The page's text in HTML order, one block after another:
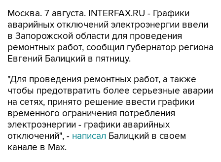
Москва. 7 августа. INTERFAX.RU - Графики
аварийных отключений электроэнергии ввели
в Запорожской области для проведения
ремонтных работ, сообщил губернатор региона
Евгений Балицкий в пятницу.
"Для проведения ремонтных работ, а также
чтобы предотвратить более серьезные аварии
на сетях, принято решение ввести графики
временного ограничения потребления
электроэнергии - графики аварийных
отключений", - написал Балицкий в своем
канале в Max.